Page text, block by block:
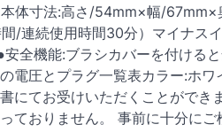
体寸法:高さ/54mm×幅/
/連続使用時間30分）マイナス
全機能:ブラシカバーを付ける
電圧とプラグ一覧表カラー:ホ
にてお受けいただくことがで
ておりません。 事前に十分にご